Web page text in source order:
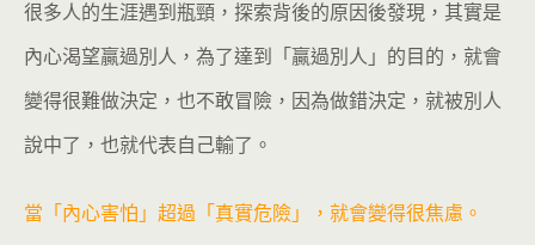
很多人的生涯遇到瓶頸，探索背後的原因後發現，其實是
內心渴望贏過別人，為了達到「贏過別人」的目的，就會
變得很難做決定，也不敢冒險，因為做錯決定，就被別人
說中了，也就代表自己輸了。
當「內心害怕」超過「真實危險」，就會變得很焦慮。